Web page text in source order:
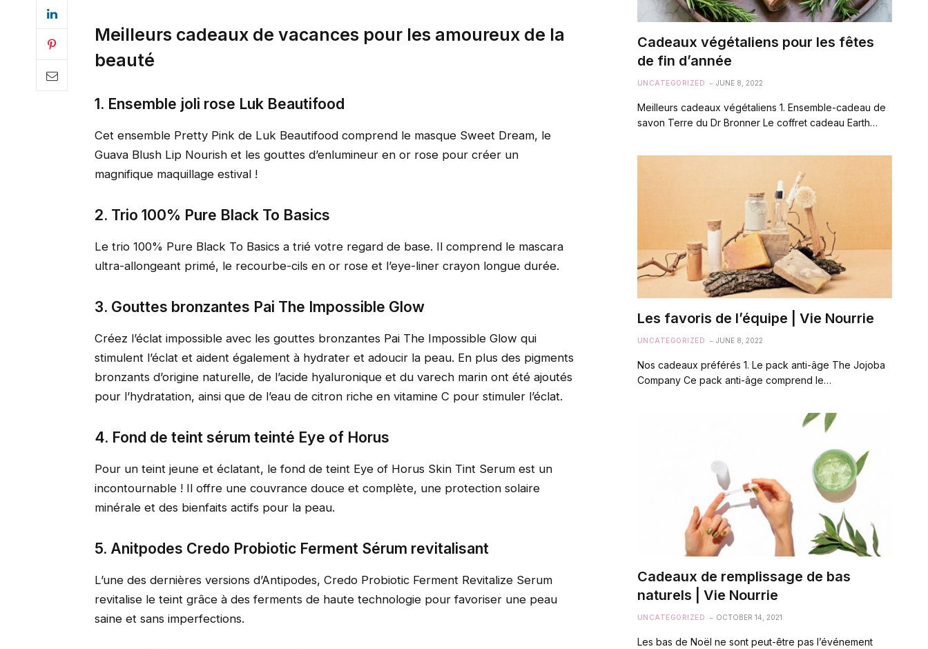
Meilleurs cadeaux de vacances pour les amoureux de la
beauté
1. Ensemble joli rose Luk Beautifood
Cet ensemble Pretty Pink de Luk Beautifood comprend le masque Sweet Dream, le
Guava Blush Lip Nourish et les gouttes d’enlumineur en or rose pour créer un
magnifique maquillage estival !
2. Trio 100% Pure Black To Basics
Le trio 100% Pure Black To Basics a trié votre regard de base. Il comprend le mascara
ultra-allongeant primé, le recourbe-cils en or rose et l’eye-liner crayon longue durée.
3. Gouttes bronzantes Pai The Impossible Glow
Créez l’éclat impossible avec les gouttes bronzantes Pai The Impossible Glow qui
stimulent l’éclat et aident également à hydrater et adoucir la peau. En plus des pigments
bronzants d’origine naturelle, de l’acide hyaluronique et du varech marin ont été ajoutés
pour l’hydratation, ainsi que de l’eau de citron riche en vitamine C pour stimuler l’éclat.
4. Fond de teint sérum teinté Eye of Horus
Pour un teint jeune et éclatant, le fond de teint Eye of Horus Skin Tint Serum est un
incontournable ! Il offre une couvrance douce et complète, une protection solaire
minérale et des bienfaits actifs pour la peau.
5. Anitpodes Credo Probiotic Ferment Sérum revitalisant
L’une des dernières versions d’Antipodes, Credo Probiotic Ferment Revitalize Serum
revitalise le teint grâce à des ferments de haute technologie pour favoriser une peau
saine et sans imperfections.
Cadeaux végétaliens pour les fêtes
de fin d’année
UNCATEGORIZED JUNE 8, 2022
Meilleurs cadeaux végétaliens 1. Ensemble-cadeau de
savon Terre du Dr Bronner Le coffret cadeau Earth…
Les favoris de l’équipe | Vie Nourrie
UNCATEGORIZED JUNE 8, 2022
Nos cadeaux préférés 1. Le pack anti-âge The Jojoba
Company Ce pack anti-âge comprend le…
Cadeaux de remplissage de bas
naturels | Vie Nourrie
UNCATEGORIZED OCTOBER 14, 2021
Les bas de Noël ne sont peut-être pas l’événement